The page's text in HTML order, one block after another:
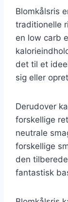
Blomkålsris
traditionelle
en low carb
det til et
sig eller
Derudover
forskellige
neutrale
forskellige
den
fantastisk